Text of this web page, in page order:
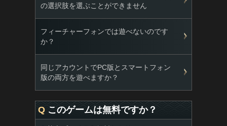
の選択肢を選ぶことができません
フィーチャーフォンでは遊べないのです
か？
同じアカウントでPC版とスマートフォン
版の両方を遊べますか？
Q このゲームは無料ですか？